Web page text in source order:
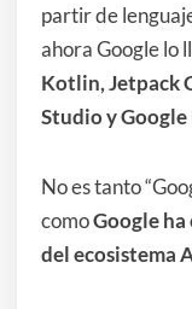
partir de
ahora Google lo
Kotlin, Jetpack
Studio y Google
No es tanto
comoGoogle
del ecosistema